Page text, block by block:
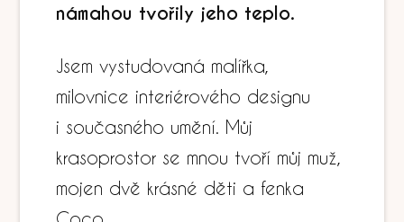
námahou tvořily jeho teplo.
Jsem vystudovaná malířka,
milovnice interiérového designu
i současného umění. Můj
krasoprostor se mnou tvoří můj muž,
mojen dvě krásné děti a fenka